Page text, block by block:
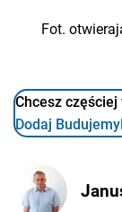
Fot.
Chcesz częściej
Dodaj